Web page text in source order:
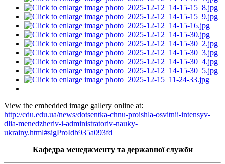
View the embedded image gallery online at:
http://cdu.edu.ua/news/dotsentka-chnu-proishla-osvitnii-intensyv-
dlia-menedzheriv-i-administratoriv-nauky-
ukrainy.html#sigProIdb935a093fd
Кафедра менеджменту та державної служби